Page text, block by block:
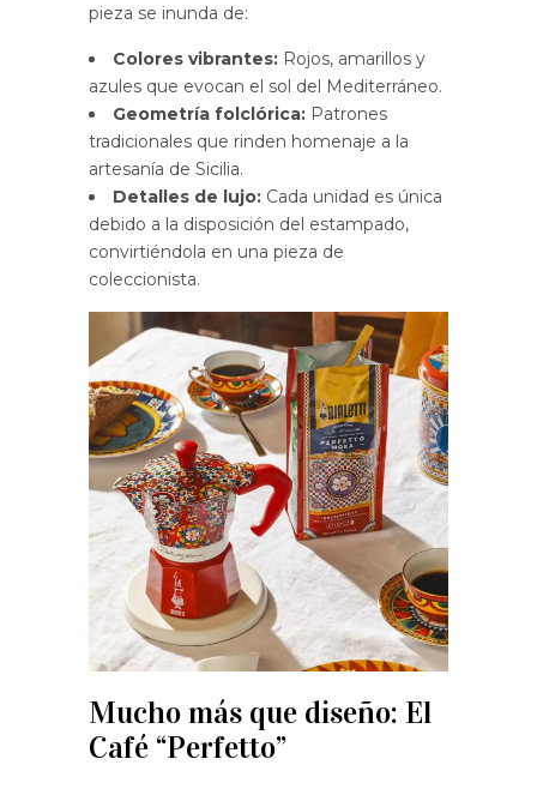
pieza se inunda de:
Colores vibrantes: Rojos, amarillos y
azules que evocan el sol del Mediterráneo.
Geometría folclórica: Patrones
tradicionales que rinden homenaje a la
artesanía de Sicilia.
Detalles de lujo: Cada unidad es única
debido a la disposición del estampado,
convirtiéndola en una pieza de
coleccionista.
Mucho más que diseño: El
Café “Perfetto”